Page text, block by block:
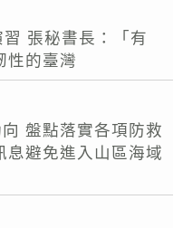
張秘書長：「有
性的臺灣
盤點落實各項防救
息避免進入山區海域